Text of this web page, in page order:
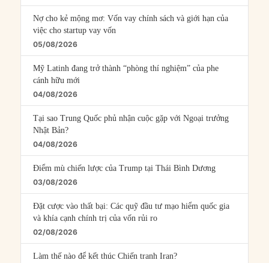
Nợ cho kẻ mộng mơ: Vốn vay chính sách và giới hạn của
việc cho startup vay vốn
05/08/2026
Mỹ Latinh đang trở thành “phòng thí nghiệm” của phe
cánh hữu mới
04/08/2026
Tại sao Trung Quốc phủ nhận cuộc gặp với Ngoại trưởng
Nhật Bản?
04/08/2026
Điểm mù chiến lược của Trump tại Thái Bình Dương
03/08/2026
Đặt cược vào thất bại: Các quỹ đầu tư mạo hiểm quốc gia
và khía cạnh chính trị của vốn rủi ro
02/08/2026
Làm thế nào để kết thúc Chiến tranh Iran?